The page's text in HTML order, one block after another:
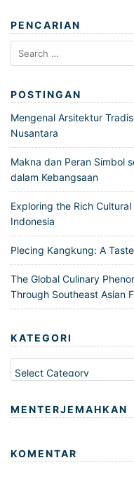
PENCARIAN
Search
for:
POSTINGAN
Mengenal Arsitektur
Nusantara
Makna dan Peran Simbol
dalam Kebangsaan
Exploring the Rich
Indonesia
Plecing Kangkung: A
The Global Culinary
Through Southeast Asian
KATEGORI
Kategori
MENTERJEMAHKAN
KOMENTAR